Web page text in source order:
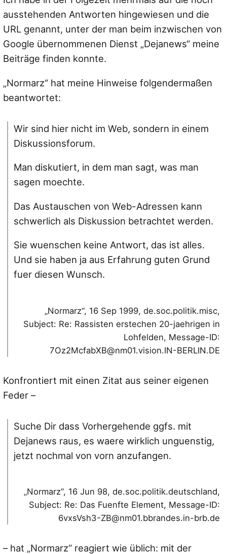
ausstehenden Antworten hingewiesen und die
URL genannt, unter der man beim inzwischen von
Google übernommenen Dienst „Dejanews“ meine
Beiträge finden konnte.
„Normarz“ hat meine Hinweise folgendermaßen
beantwortet:
Wir sind hier nicht im Web, sondern in einem
Diskussionsforum.
Man diskutiert, in dem man sagt, was man
sagen moechte.
Das Austauschen von Web-Adressen kann
schwerlich als Diskussion betrachtet werden.
Sie wuenschen keine Antwort, das ist alles.
Und sie haben ja aus Erfahrung guten Grund
fuer diesen Wunsch.
„Normarz“, 16 Sep 1999, de.soc.politik.misc,
Subject: Re: Rassisten erstechen 20-jaehrigen in
Lohfelden, Message-ID:
7Oz2McfabXB@nm01.vision.IN-BERLIN.DE
Konfrontiert mit einen Zitat aus seiner eigenen
Feder –
Suche Dir dass Vorhergehende ggfs. mit
Dejanews raus, es waere wirklich unguenstig,
jetzt nochmal von vorn anzufangen.
„Normarz“, 16 Jun 98, de.soc.politik.deutschland,
Subject: Re: Das Fuenfte Element, Message-ID:
6vxsVsh3-ZB@nm01.bbrandes.in-brb.de
– hat „Normarz“ reagiert wie üblich: mit der